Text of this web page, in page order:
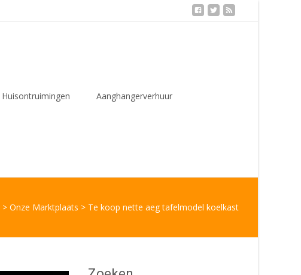
Huisontruimingen Aanghangerverhuur
> Onze Marktplaats > Te koop nette aeg tafelmodel koelkast